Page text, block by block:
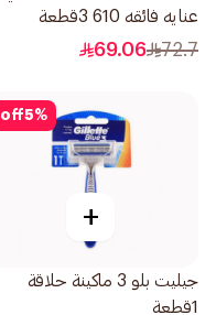
عنايه فائقه 610 3قطعة
72.7
69.06
5%
off
+
جيليت بلو 3 ماكينة حلاقة
1قطعة